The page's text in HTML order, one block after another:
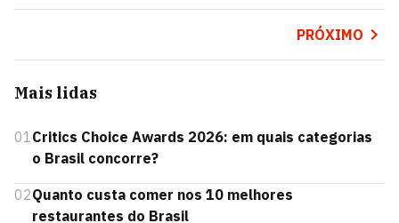
PRÓXIMO
Mais lidas
01Critics Choice Awards 2026: em quais categorias
o Brasil concorre?
02Quanto custa comer nos 10 melhores
restaurantes do Brasil